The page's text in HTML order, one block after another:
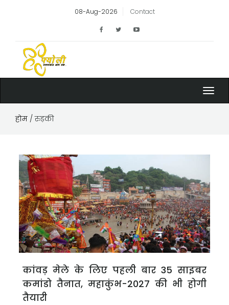
08-Aug-2026 Contact
होम / रुड़की
कांवड़ मेले के लिए पहली बार 35 साइबर
कमांडो तैनात, महाकुंभ-2027 की भी होगी
तैयारी